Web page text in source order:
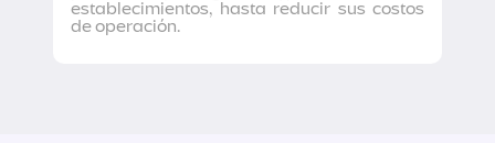
establecimientos, hasta reducir sus costos
de operación.